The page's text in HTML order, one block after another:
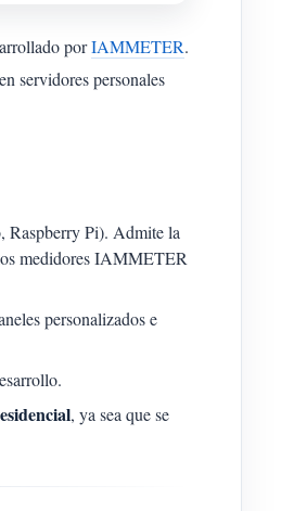
porIAMMETER.
en servidores personales
Raspberry Pi). Admite la
medidores IAMMETER
personalizados e
, ya sea que se